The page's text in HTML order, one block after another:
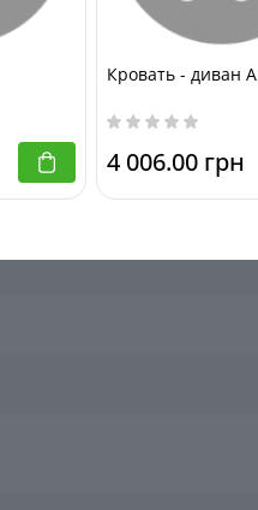
Кровать - диван
4 006.00 грн